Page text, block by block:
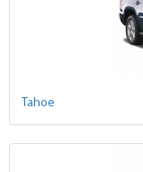
Tahoe